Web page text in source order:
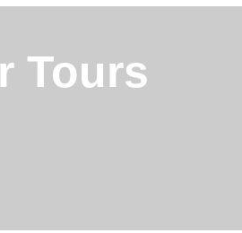
Tours